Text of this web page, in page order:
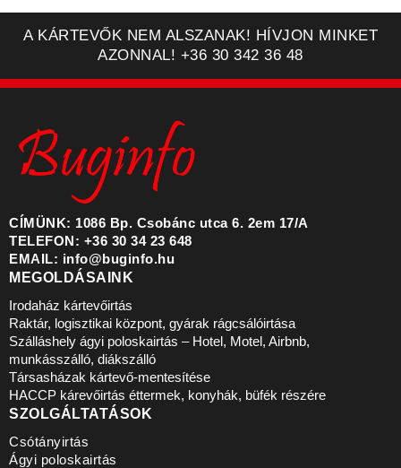
A KÁRTEVŐK NEM ALSZANAK! HÍVJON MINKET
AZONNAL! +36 30 342 36 48
CÍMÜNK: 1086 Bp. Csobánc utca 6. 2em 17/A
TELEFON: +36 30 34 23 648
EMAIL: info@buginfo.hu
MEGOLDÁSAINK
Irodaház kártevőirtás
Raktár, logisztikai központ, gyárak rágcsálóirtása
Szálláshely ágyi poloskairtás – Hotel, Motel, Airbnb,
munkásszálló, diákszálló
Társasházak kártevő-mentesítése
HACCP kárevőirtás éttermek, konyhák, büfék részére
SZOLGÁLTATÁSOK
Csótányirtás
Ágyi poloskairtás